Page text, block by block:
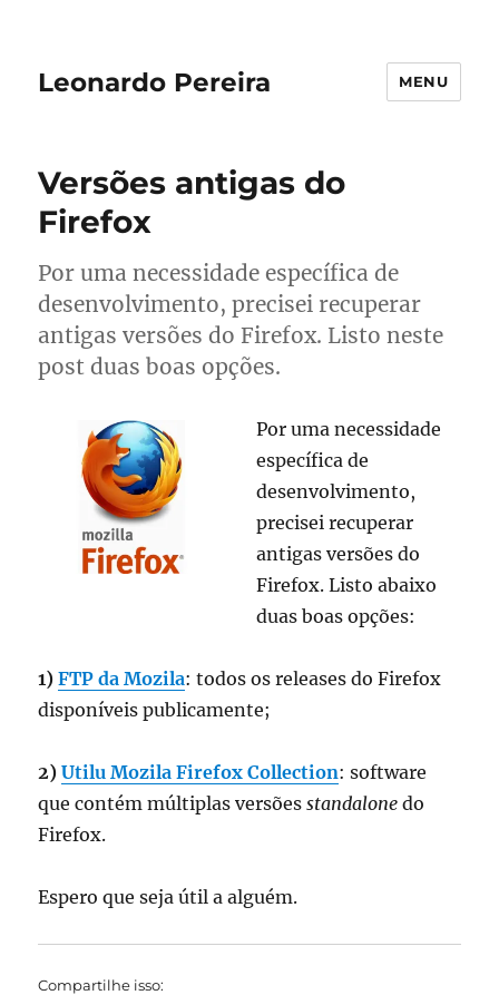
Leonardo Pereira MENU
Versões antigas do
Firefox
Por uma necessidade específica de
desenvolvimento, precisei recuperar
antigas versões do Firefox. Listo neste
post duas boas opções.
Por uma necessidade
específica de
desenvolvimento,
precisei recuperar
antigas versões do
Firefox. Listo abaixo
duas boas opções:
1)FTP da Mozila: todos os releases do Firefox
disponíveis publicamente;
2)Utilu Mozila Firefox Collection: software
que contém múltiplas versõesstandalone do
Firefox.
Espero que seja útil a alguém.
Compartilhe isso: